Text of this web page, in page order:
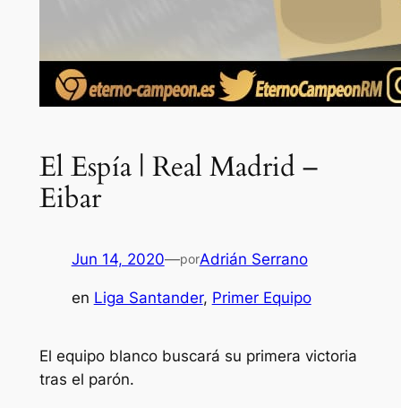
El Espía | Real Madrid –
Eibar
Jun 14, 2020—porAdrián Serrano
en Liga Santander, Primer Equipo
El equipo blanco buscará su primera victoria
tras el parón.